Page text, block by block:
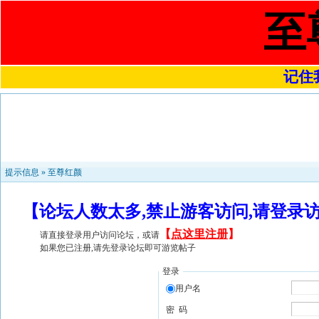
至
记住
提示信息 » 至尊红颜
【论坛人数太多,禁止游客访问,请登
请直接登录用户访问论坛，或请 【 点这里注册】
如果您已注册,请先登录论坛即可游览帖子
登录
用户名
密 码